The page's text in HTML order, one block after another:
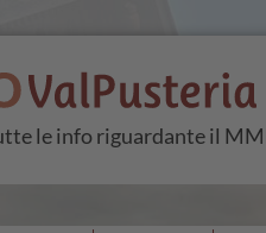
le info riguardante il